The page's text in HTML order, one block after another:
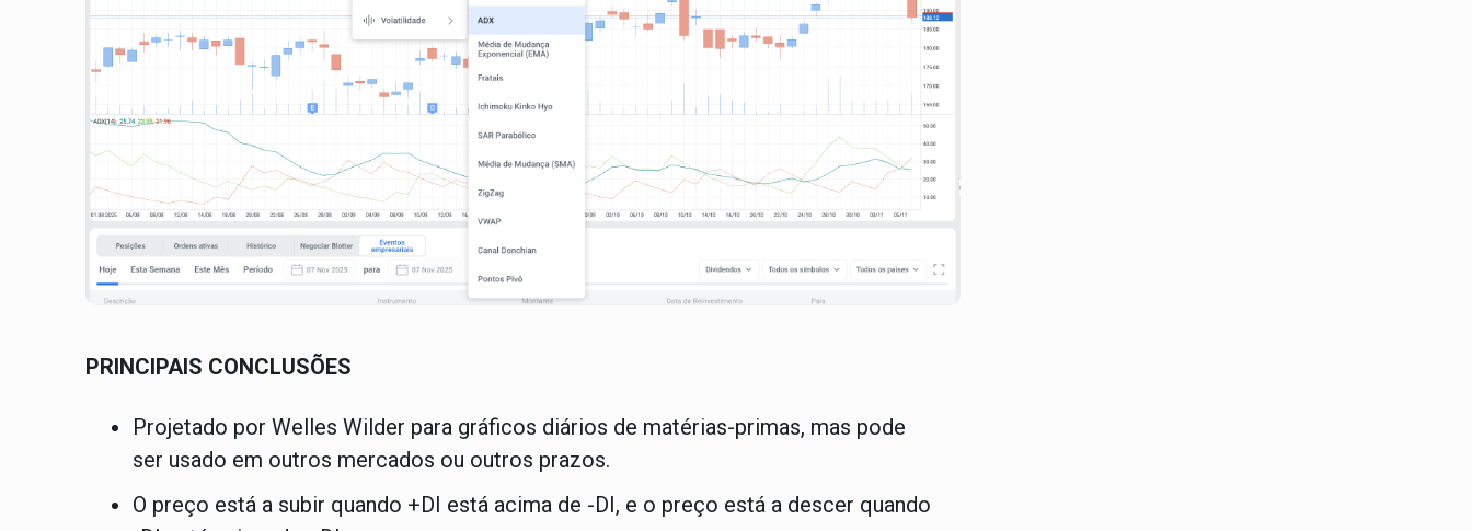
PRINCIPAIS CONCLUSÕES
Projetado por Welles Wilder para gráficos diários de matérias-primas, mas pode
ser usado em outros mercados ou outros prazos.
O preço está a subir quando +DI está acima de -DI, e o preço está a descer quando